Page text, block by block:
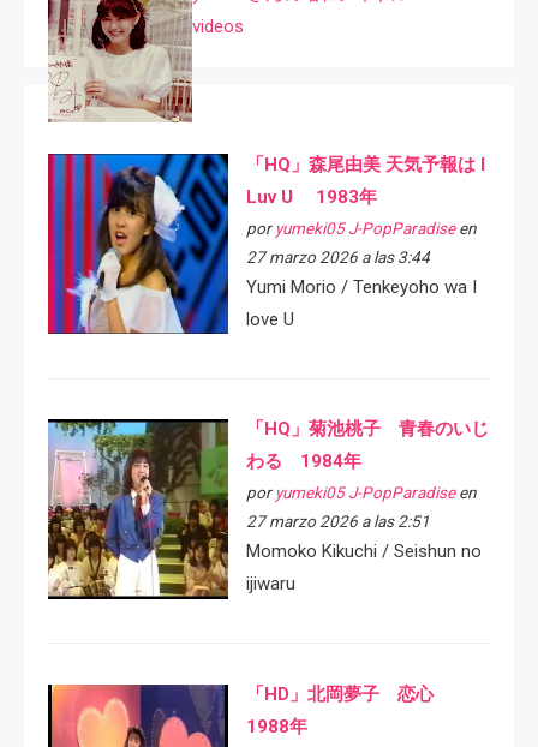
videos
「HQ」森尾由美 天気予報は I
Luv U 1983年
por yumeki05 J-PopParadiseen
27 marzo 2026 a las 3:44
Yumi Morio / Tenkeyoho wa I
love U
「HQ」菊池桃子 青春のいじ
わる 1984年
por yumeki05 J-PopParadiseen
27 marzo 2026 a las 2:51
Momoko Kikuchi / Seishun no
ijiwaru
「HD」北岡夢子 恋心
1988年